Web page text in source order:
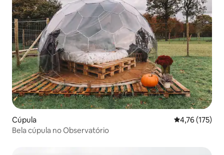
Cúpula Classificação
4,76 (175)
Bela cúpula no Observatório